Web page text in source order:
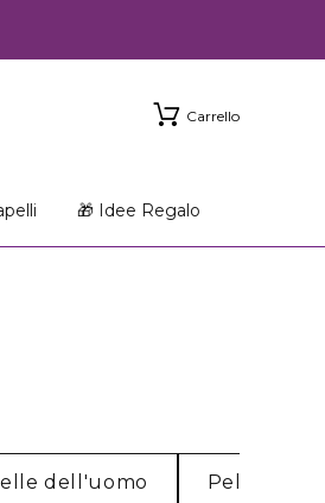
Carrello
🎁 Idee Regalo
dell'uomo Pelle